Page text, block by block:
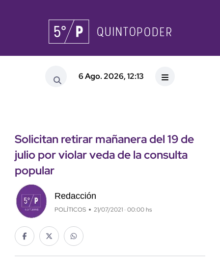
6 Ago. 2026, 12:13
Solicitan retirar mañanera del 19 de
julio por violar veda de la consulta
popular
Redacción
POLÍTICOS 21/07/2021 · 00:00 hs